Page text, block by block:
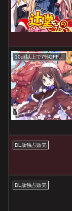
10点以上で7%OFFクーポン／サマーセール2026対象
DL版独占販売
DL版独占販売